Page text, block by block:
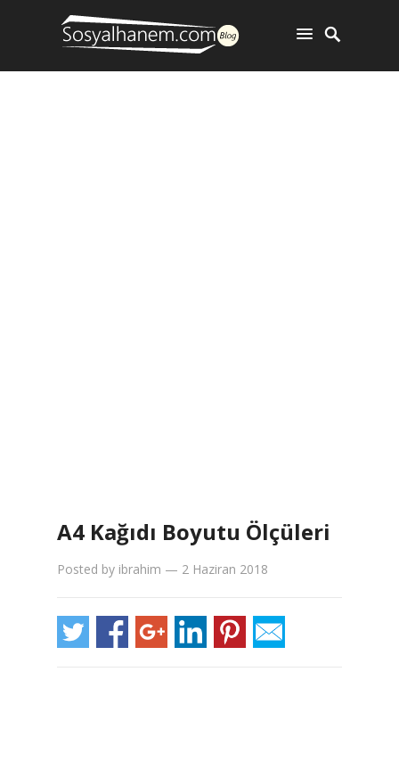
A4 Kağıdı Boyutu Ölçüleri
Posted by ibrahim — 2 Haziran 2018